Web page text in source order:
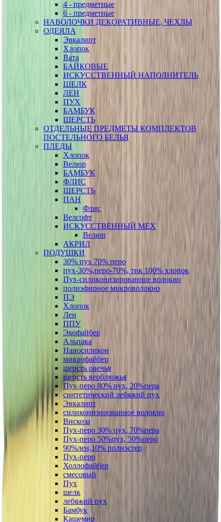
4 - предметные
6 - предметные
НАВОЛОЧКИ ДЕКОРАТИВНЫЕ, ЧЕХЛЫ
ОДЕЯЛА
Эвкалипт
Хлопок
Вата
БАЙКОВЫЕ
ИСКУССТВЕННЫЙ НАПОЛНИТЕЛЬ
ШЕЛК
ЛЕН
ПУХ
БАМБУК
ШЕРСТЬ
ОТДЕЛЬНЫЕ ПРЕДМЕТЫ КОМПЛЕКТОВ
ПОСТЕЛЬНОГО БЕЛЬЯ
ПЛЕДЫ
Хлопок
Велюр
БАМБУК
ФЛИС
ШЕРСТЬ
ПАН
Флис
Велсофт
ИСКУССТВЕННЫЙ МЕХ
Велюр
АКРИЛ
ПОДУШКИ
30% пух 70% перо
пух-30%,перо-70%, тик 100% хлопок
Пух-силиконизированное волокно
полиэфирное микроволокно
ПЭ
Хлопок
Лен
ППУ
Экофайбер
Альпака
Наносиликон
микрофайбер
шерсть овечья
шерсть верблюжья
Пух-перо 80% пух, 20%пера
синтетический лебяжий пух
Эвкалипт
силиконизированное волокно
Вискоза
Пух-перо 30% пух, 70%пера
Пух-перо 50%пух, 50%перо
90%лен,10% полиэстер
Пух-перо
Холлофайбер
смесовый
Пух
шелк
лебяжий пух
Бамбук
Кашемир